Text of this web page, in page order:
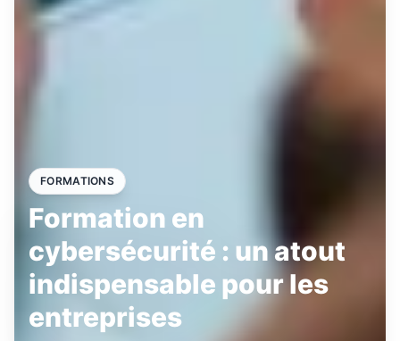
FORMATIONS
Formation en
cybersécurité : un atout
indispensable pour les
entreprises